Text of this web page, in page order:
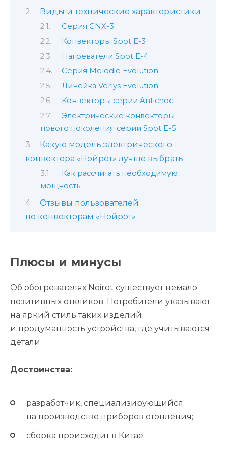
Виды и технические характеристики
Серия CNX-3
Конвекторы Spot E-3
Нагреватели Spot E-4
Серия Melodie Evolution
Линейка Verlys Evolution
Конвекторы серии Antichoc
Электрические конвекторы
нового поколения серии Spot E-5
Какую модель электрического
конвектора «Нойрот» лучше выбрать
Как рассчитать необходимую
мощность
Отзывы пользователей
по конвекторам «Нойрот»
Плюсы и минусы
Об обогревателях Noirot существует немало
позитивных откликов. Потребители указывают
на яркий стиль таких изделий
и продуманность устройства, где учитываются
детали.
Достоинства:
разработчик, специализирующийся
на производстве приборов отопления;
сборка происходит в Китае;